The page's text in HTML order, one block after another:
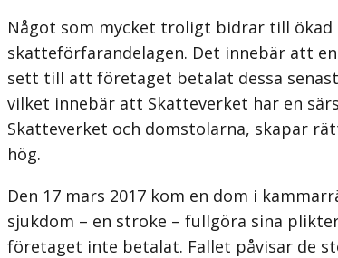
Något som mycket troligt bidrar till
skatteförfarandelagen. Det innebär att
sett till att företaget betalat dessa
vilket innebär att Skatteverket har en
Skatteverket och domstolarna, skapar
hög.
Den 17 mars 2017 kom en dom i
sjukdom – en stroke – fullgöra sina
företaget inte betalat. Fallet påvisar de